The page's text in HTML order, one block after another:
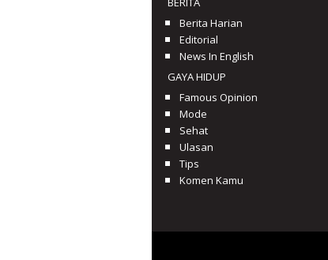
Berita Harian
Editorial
News In English
GAYA HIDUP
Famous Opinion
Mode
Sehat
Ulasan
Tips
Komen Kamu